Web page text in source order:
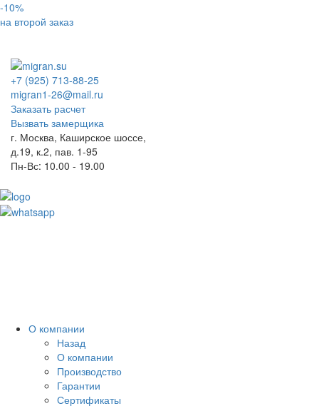
-10%
на второй заказ
+7 (925) 713-88-25
migran1-26@mail.ru
Заказать расчет
Вызвать замерщика
г. Москва, Каширское шоссе,
д.19, к.2, пав. 1-95
Пн-Вс: 10.00 - 19.00
О компании
Назад
О компании
Производство
Гарантии
Сертификаты